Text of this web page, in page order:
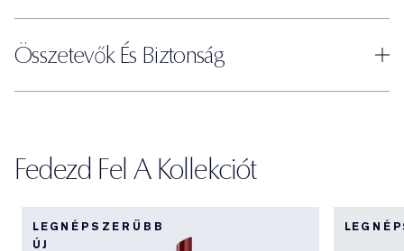
Összetevők És Biztonság
Fedezd Fel A Kollekciót
LEGNÉPSZERŰBB
ÚJ